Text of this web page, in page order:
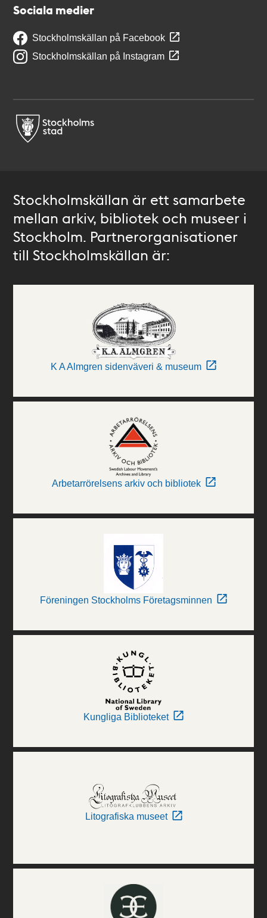
Sociala medier
Stockholmskällan på Facebook
Stockholmskällan på Instagram
Stockholmskällan är ett samarbete
mellan arkiv, bibliotek och museer i
Stockholm. Partnerorganisationer
till Stockholmskällan är:
K A Almgren sidenväveri & museum
Arbetarrörelsens arkiv och bibliotek
Föreningen Stockholms Företagsminnen
Kungliga Biblioteket
Litografiska museet